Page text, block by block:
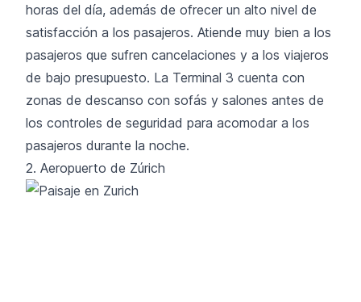
horas del día, además de ofrecer un alto nivel de
satisfacción a los pasajeros. Atiende muy bien a los
pasajeros que sufren cancelaciones y a los viajeros
de bajo presupuesto. La Terminal 3 cuenta con
zonas de descanso con sofás y salones antes de
los controles de seguridad para acomodar a los
pasajeros durante la noche.
2. Aeropuerto de Zúrich